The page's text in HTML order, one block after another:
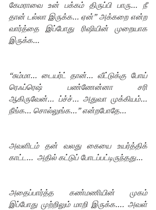
கேமராவை உன் பக்கம் திருப்பி பாரு… நீ
தான் டல்லா இருக்க… ஏன்” அக்கறை என்ற
வார்த்தை இப்போது ரிஷியின் முறையாக
இருக்க…
“சும்மா… டையர்ட் தான்… வீட்டுக்கு போய்
ரெஃப்ரெஷ் பண்ணேன்னா சரி
ஆகிருவேன்… ப்ச்ச்… அதுவா முக்கியம்…
நீங்க… சொல்லுங்க…” என்றபோதே…
அவளிடம் தன் வலது கையை உயர்த்திக்
காட்ட…  அதில் கட்டுப் போடப்பட்டிருந்தது…
அதைப்பார்த்த கண்மணியின் முகம்
இப்போது முற்றிலும் மாறி இருக்க…. அவள்